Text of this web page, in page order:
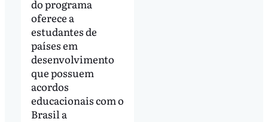
do programa
oferece a
estudantes de
países em
desenvolvimento
que possuem
acordos
educacionais com o
Brasil a